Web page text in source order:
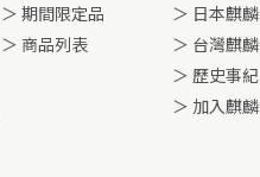
＞ 期間限定品
＞ 商品列表
＞ 日本麒麟
＞ 台灣麒麟
＞ 歷史事紀
＞ 加入麒麟